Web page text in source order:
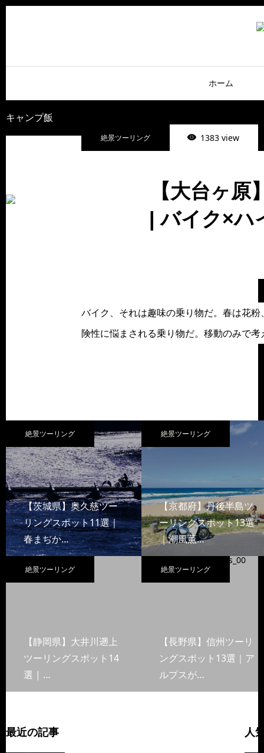
ホーム
キャンプ飯
絶景ツーリング
1383 view
【大台ヶ
| バイク×ハ
バイク、それは趣味の乗り物だ。春は花
険性に悩まされる乗り物だ。移動のみで
絶景ツーリング
【茨城県】奥久慈ツー
リングスポット11選｜
春まぢか…
絶景ツーリング
【京都府】丹後半島ツ
ーリングスポット13選
｜潮風薫…
絶景ツーリング
【静岡県】大井川遡上
ツーリングスポット14
選 | …
絶景ツーリング
【長野県】信州ツーリ
ングスポット13選｜ア
ルプスが…
最近の記事 人